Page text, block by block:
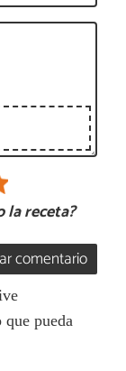
la receta?
comentario
pueda